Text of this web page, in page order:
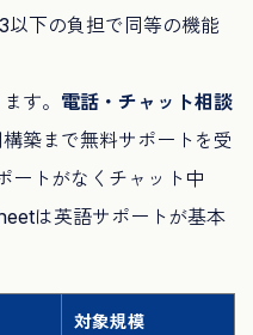
下の負担で同等の機能
す。 電話・チャット相談
築まで無料サポートを受
ートがなくチャット中
は英語サポートが基本
対象規模